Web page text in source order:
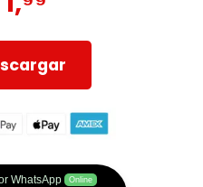
WhatsApp Online